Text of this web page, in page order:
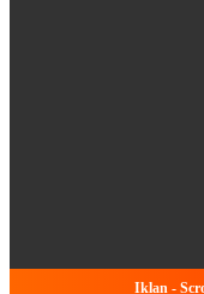
Iklan -